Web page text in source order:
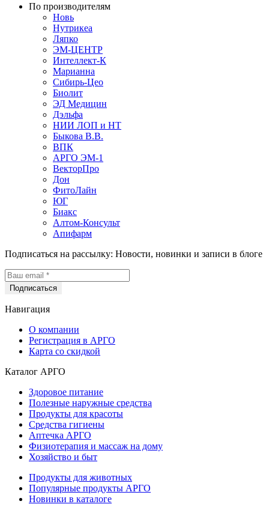
По производителям
Новь
Нутрикеа
Ляпко
ЭМ-ЦЕНТР
Интеллект-К
Марианна
Сибирь-Цео
Биолит
ЭД Медицин
Дэльфа
НИИ ЛОП и НТ
Быкова В.В.
ВПК
АРГО ЭМ-1
ВекторПро
Дон
ФитоЛайн
ЮГ
Биакс
Алтом-Консульт
Апифарм
Подписаться на рассылку: Новости, новинки и записи в блоге
Навигация
О компании
Регистрация в АРГО
Карта со скидкой
Каталог АРГО
Здоровое питание
Полезные наружные средства
Продукты для красоты
Средства гигиены
Аптечка АРГО
Физиотерапия и массаж на дому
Хозяйство и быт
Продукты для животных
Популярные продукты АРГО
Новинки в каталоге